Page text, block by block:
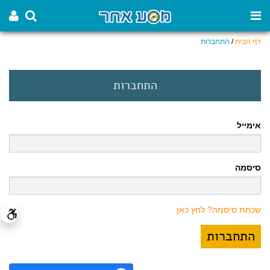
דף הבית/ התחברות
התחברות
אימייל
סיסמה
שכחת סיסמה? לחץ כאן